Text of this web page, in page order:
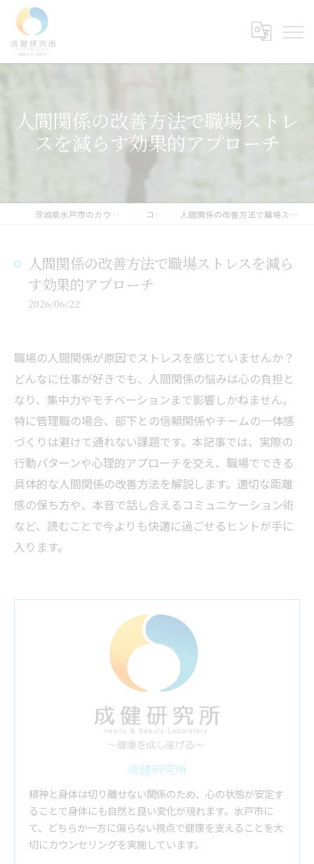
人間関係の改善方法で職場ストレ
スを減らす効果的アプローチ
茨城県水戸市のカウンセリングなら成健研究所 コラム 人間関係の改善方法で職場ストレスを減らす効果的アプローチ
人間関係の改善方法で職場ストレスを減ら
す効果的アプローチ
2026/06/22
職場の人間関係が原因でストレスを感じていませんか？
どんなに仕事が好きでも、人間関係の悩みは心の負担と
なり、集中力やモチベーションまで影響しかねません。
特に管理職の場合、部下との信頼関係やチームの一体感
づくりは避けて通れない課題です。本記事では、実際の
行動パターンや心理的アプローチを交え、職場でできる
具体的な人間関係の改善方法を解説します。適切な距離
感の保ち方や、本音で話し合えるコミュニケーション術
など、読むことで今よりも快適に過ごせるヒントが手に
入ります。
成健研究所
精神と身体は切り離せない関係のため、心の状態が安定す
ることで身体にも自然と良い変化が現れます。水戸市に
て、どちらか一方に偏らない視点で健康を支えることを大
切にカウンセリングを実施しています。